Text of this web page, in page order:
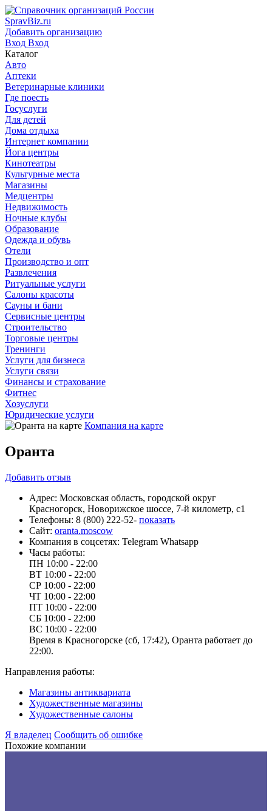
SpravBiz.ru
Добавить организацию
Вход Вход
Каталог
Авто
Аптеки
Ветеринарные клиники
Где поесть
Госуслуги
Для детей
Дома отдыха
Интернет компании
Йога центры
Кинотеатры
Культурные места
Магазины
Медцентры
Недвижимость
Ночные клубы
Образование
Одежда и обувь
Отели
Производство и опт
Развлечения
Ритуальные услуги
Салоны красоты
Сауны и бани
Сервисные центры
Строительство
Торговые центры
Тренинги
Услуги для бизнеса
Услуги связи
Финансы и страхование
Фитнес
Хозуслуги
Юридические услуги
Компания на карте
Оранта
Добавить отзыв
Адрес: Московская область, городской округ
Красногорск, Новорижское шоссе, 7-й километр, с1
Телефоны: 8 (800) 222-52- показать
Сайт: oranta.moscow
Компания в соцсетях: Telegram Whatsapp
Часы работы:
ПН 10:00 - 22:00
ВТ 10:00 - 22:00
СР 10:00 - 22:00
ЧТ 10:00 - 22:00
ПТ 10:00 - 22:00
СБ 10:00 - 22:00
ВС 10:00 - 22:00
Время в Красногорске (сб, 17:42), Оранта работает до
22:00.
Направления работы:
Магазины антиквариата
Художественные магазины
Художественные салоны
Я владелец Сообщить об ошибке
Похожие компании